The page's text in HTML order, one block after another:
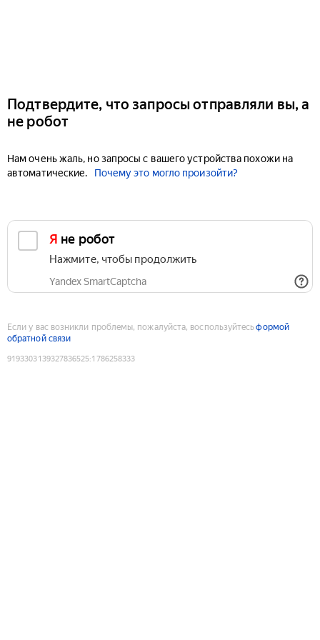
Подтвердите, что запросы отправляли вы, а
не робот
Нам очень жаль, но запросы с вашего устройства похожи на
автоматические.
Почему это могло произойти?
Я не робот
Нажмите, чтобы продолжить
Yandex SmartCaptcha
Если у вас возникли проблемы, пожалуйста, воспользуйтесьформой
обратной связи
9193303139327836525:1786258333